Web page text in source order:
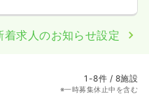
着求人のお知らせ設定
1-8件 / 8施設
※一時募集休止中を含む